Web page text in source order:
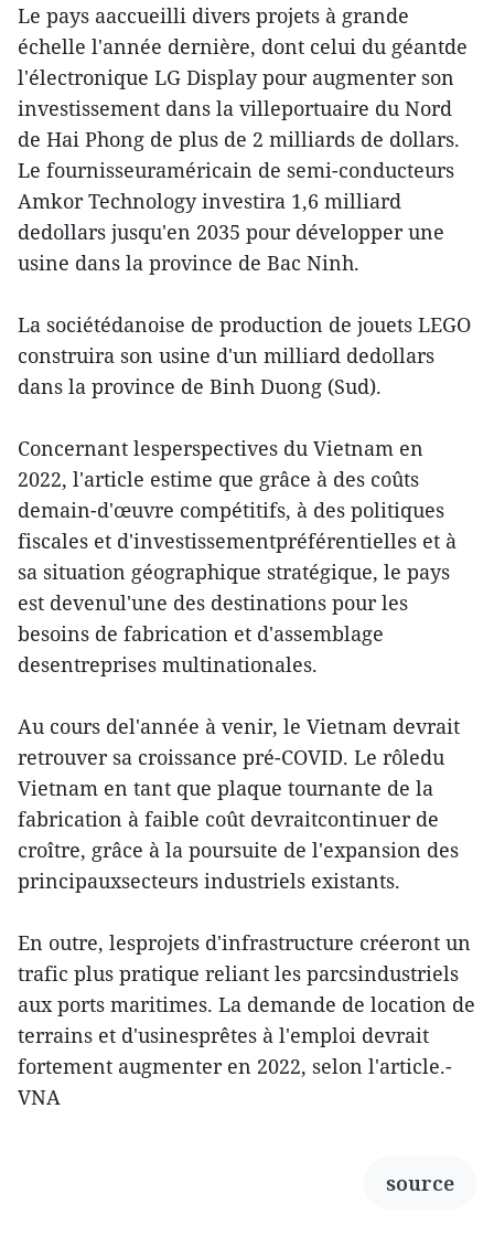
Le pays aaccueilli divers projets à grande
échelle l'année dernière, dont celui du géantde
l'électronique LG Display pour augmenter son
investissement dans la villeportuaire du Nord
de Hai Phong de plus de 2 milliards de dollars.
Le fournisseuraméricain de semi-conducteurs
Amkor Technology investira 1,6 milliard
dedollars jusqu'en 2035 pour développer une
usine dans la province de Bac Ninh.
La sociétédanoise de production de jouets LEGO
construira son usine d'un milliard dedollars
dans la province de Binh Duong (Sud).
Concernant lesperspectives du Vietnam en
2022, l'article estime que grâce à des coûts
demain-d'œuvre compétitifs, à des politiques
fiscales et d'investissementpréférentielles et à
sa situation géographique stratégique, le pays
est devenul'une des destinations pour les
besoins de fabrication et d'assemblage
desentreprises multinationales.
Au cours del'année à venir, le Vietnam devrait
retrouver sa croissance pré-COVID. Le rôledu
Vietnam en tant que plaque tournante de la
fabrication à faible coût devraitcontinuer de
croître, grâce à la poursuite de l'expansion des
principauxsecteurs industriels existants.
En outre, lesprojets d'infrastructure créeront un
trafic plus pratique reliant les parcsindustriels
aux ports maritimes. La demande de location de
terrains et d'usinesprêtes à l'emploi devrait
fortement augmenter en 2022, selon l'article.-
VNA
source